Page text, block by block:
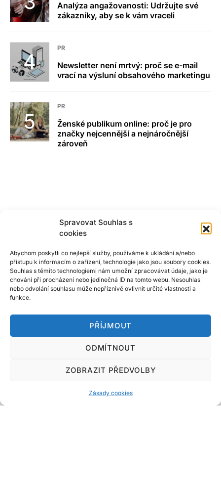
Spravovat Souhlas s
cookies
Abychom poskytli co nejlepší služby, používáme k ukládání a/nebo
přístupu k informacím o zařízení, technologie jako jsou soubory cookies.
Souhlas s těmito technologiemi nám umožní zpracovávat údaje, jako je
chování při procházení nebo jedinečná ID na tomto webu. Nesouhlas
nebo odvolání souhlasu může nepříznivě ovlivnit určité vlastnosti a
funkce.
PŘÍJMOUT
ODMÍTNOUT
ZOBRAZIT PŘEDVOLBY
Zásady cookies
Analýza angažovanosti: Udržujte své
zákazníky, aby se k vám vraceli
PR
Newsletter není mrtvý: proč se e-mail
vrací na výsluní obsahového marketingu
PR
Ženské publikum online: proč je pro
značky nejcennější a nejnáročnější
zároveň
Zásady cookies